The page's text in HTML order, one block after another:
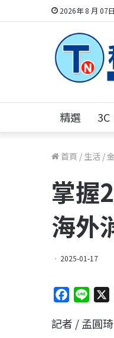
2026年 8 月 07
精選 3C
首頁 / 生活 /
掌握
海外
2025-01-17
c
n
記者 / 孟圓琦